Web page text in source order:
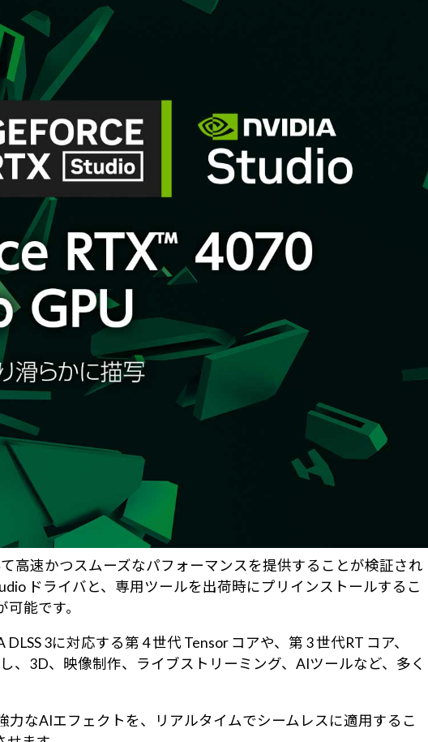
高速かつスムーズなパフォーマンスを提供することが検証され
ドライバと、専用ツールを出荷時にプリインストールするこ
能です。
3に対応する第 4 世代 Tensor コアや、第 3 世代RT コア、
、3D、映像制作、ライブストリーミング、AIツールなど、多く
なAIエフェクトを、リアルタイムでシームレスに適用するこ